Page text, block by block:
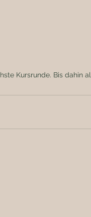
Kursrunde. Bis dahin